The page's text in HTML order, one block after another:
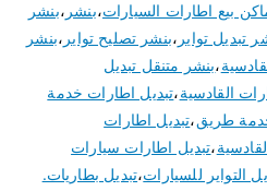
بيع اطارات السيارات،بنشر ،بنشر
تبديل تواير ،بنشر تصليح تواير ،بنشر
،بنشر متنقل تبديل
القادسية،تبديل اطارات خدمة
طريق،تبديل اطارات
،تبديل اطارات سيارات
التواير للسيارات،تبديل بطاريات.